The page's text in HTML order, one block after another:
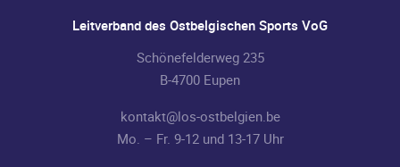
Leitverband des Ostbelgischen Sports VoG
Schönefelderweg 235
B-4700 Eupen
kontakt@los-ostbelgien.be
Mo. – Fr. 9-12 und 13-17 Uhr